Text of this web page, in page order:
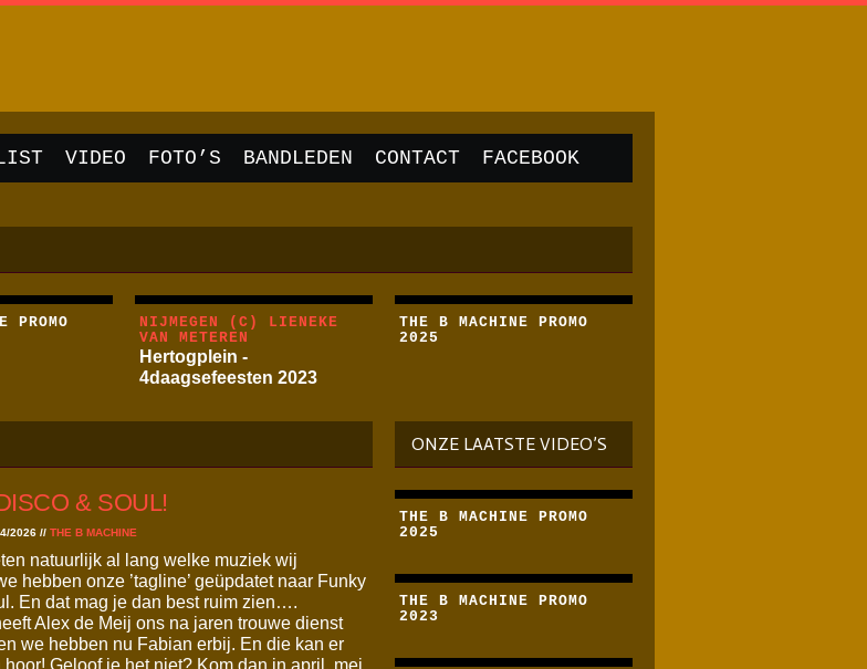
VIDEO FOTO’S BANDLEDEN CONTACT FACEBOOK
PROMO
NIJMEGEN (C) LIENEKE
VAN METEREN
Hertogplein -
4daagsefeesten 2023
THE B MACHINE PROMO
2025
& SOUL!
2026//THE B MACHINE
natuurlijk al lang welke muziek wij
hebben onze ’tagline’ geüpdatet naar Funky
En dat mag je dan best ruim zien….
Alex de Meij ons na jaren trouwe dienst
we hebben nu Fabian erbij. En die kan er
hoor! Geloof je het niet? Kom dan in april, mei
ONZE LAATSTE VIDEO’S
THE B MACHINE PROMO
2025
THE B MACHINE PROMO
2023